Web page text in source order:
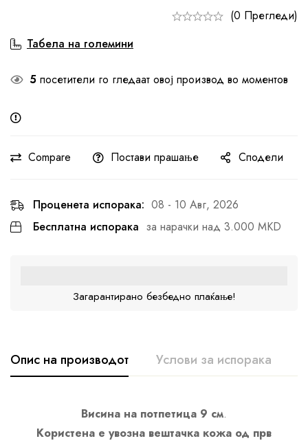
(0 Прегледи)
Табела на големини
5 посетители го гледаат овој производ во моментов
Compare Постави прашање Сподели
Проценета испорака: 08 - 10 Авг, 2026
Бесплатна испорака за нарачки над 3.000 MKD
Загарантирано безбедно плаќање!
Опис на производот Услови за испорака
Висина на потпетица 9 см.
Користена е увозна вештачка кожа од прв